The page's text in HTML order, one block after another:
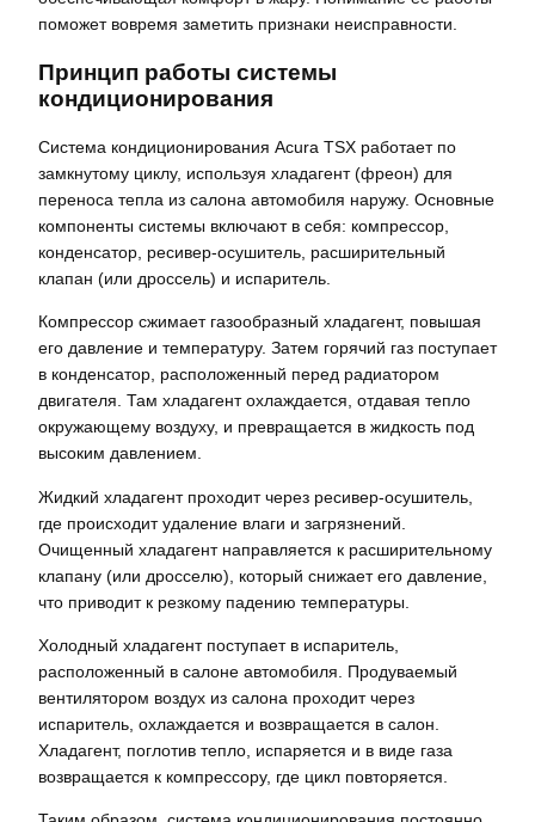
поможет вовремя заметить признаки неисправности.
Принцип работы системы
кондиционирования
Система кондиционирования Acura TSX работает по
замкнутому циклу, используя хладагент (фреон) для
переноса тепла из салона автомобиля наружу. Основные
компоненты системы включают в себя: компрессор,
конденсатор, ресивер-осушитель, расширительный
клапан (или дроссель) и испаритель.
Компрессор сжимает газообразный хладагент, повышая
его давление и температуру. Затем горячий газ поступает
в конденсатор, расположенный перед радиатором
двигателя. Там хладагент охлаждается, отдавая тепло
окружающему воздуху, и превращается в жидкость под
высоким давлением.
Жидкий хладагент проходит через ресивер-осушитель,
где происходит удаление влаги и загрязнений.
Очищенный хладагент направляется к расширительному
клапану (или дросселю), который снижает его давление,
что приводит к резкому падению температуры.
Холодный хладагент поступает в испаритель,
расположенный в салоне автомобиля. Продуваемый
вентилятором воздух из салона проходит через
испаритель, охлаждается и возвращается в салон.
Хладагент, поглотив тепло, испаряется и в виде газа
возвращается к компрессору, где цикл повторяется.